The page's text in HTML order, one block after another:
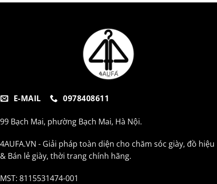
E-MAIL 0978408611
99 Bạch Mai, phường Bạch Mai, Hà Nội.
4AUFA.VN - Giải pháp toàn diện cho chăm sóc giày, đồ hiệu
& Bán lẻ giày, thời trang chính hãng.
MST: 8115531474-001